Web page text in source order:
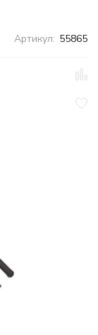
Артикул: 55865